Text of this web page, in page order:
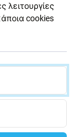
λειτουργίες
cookies